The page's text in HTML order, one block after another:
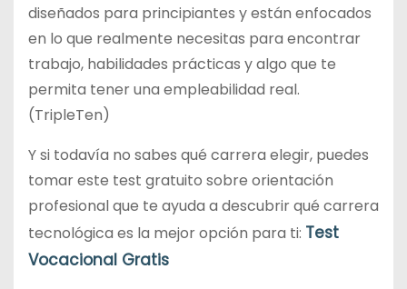
diseñados para principiantes y están enfocados
en lo que realmente necesitas para encontrar
trabajo, habilidades prácticas y algo que te
permita tener una empleabilidad real.
(TripleTen)
Y si todavía no sabes qué carrera elegir, puedes
tomar este test gratuito sobre orientación
profesional que te ayuda a descubrir qué carrera
tecnológica es la mejor opción para ti: Test
Vocacional Gratis